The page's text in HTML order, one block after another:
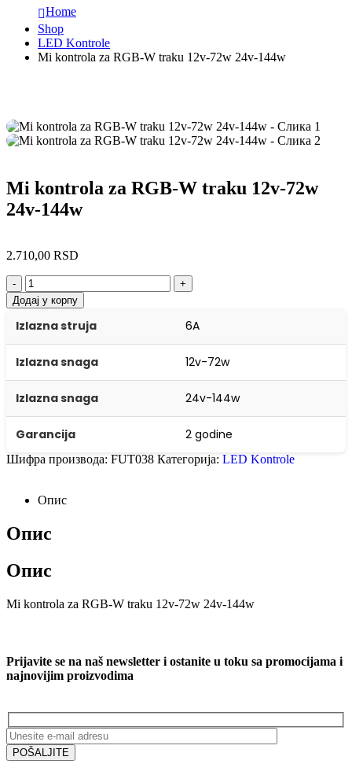
Home
Shop
LED Kontrole
Mi kontrola za RGB-W traku 12v-72w 24v-144w
Mi kontrola za RGB-W traku 12v-72w
24v-144w
2.710,00 RSD
-
+
Додај у корпу
Izlazna struja 6A
Izlazna snaga 12v-72w
Izlazna snaga 24v-144w
Garancija 2 godine
Шифра производа: FUT038 Категорија: LED Kontrole
Опис
Опис
Опис
Mi kontrola za RGB-W traku 12v-72w 24v-144w
Prijavite se na naš newsletter i ostanite u toku sa promocijama i
najnovijim proizvodima